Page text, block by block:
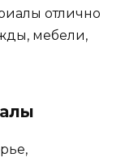
отлично
мебели,